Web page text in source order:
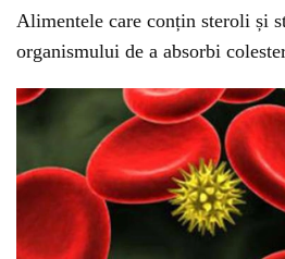
Alimentele care conțin steroli și
organismului de a absorbi